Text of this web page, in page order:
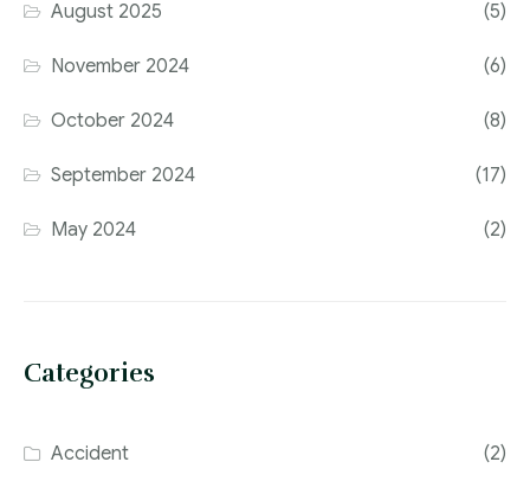
August 2025 (5)
November 2024 (6)
October 2024 (8)
September 2024 (17)
May 2024 (2)
Categories
Accident (2)